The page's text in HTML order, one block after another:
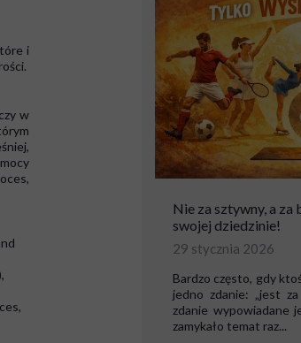
Nie za sztywny, a
swojej dziedzinie!
29 stycznia 2026
Bardzo często, gdy
jedno zdanie: „jest
zdanie wypowiadane
zamykało temat raz...
i
w